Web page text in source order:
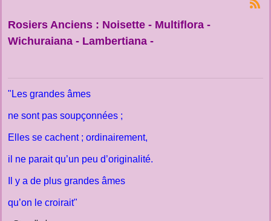
Rosiers Anciens : Noisette - Multiflora -
Wichuraiana - Lambertiana -
"Les grandes âmes
ne sont pas soupçonnées ;
Elles se cachent ; ordinairement,
il ne parait qu’un peu d’originalité.
Il y a de plus grandes âmes
qu’on le croirait"